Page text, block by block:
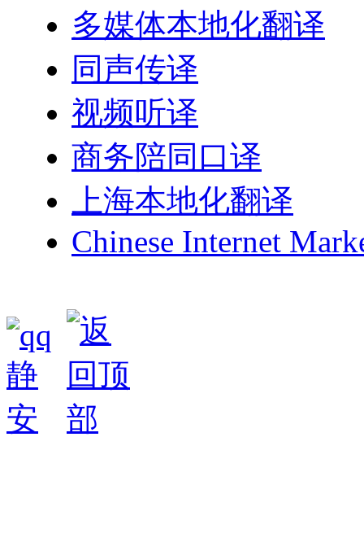
多媒体本地化翻译
同声传译
视频听译
商务陪同口译
上海本地化翻译
Chinese Internet